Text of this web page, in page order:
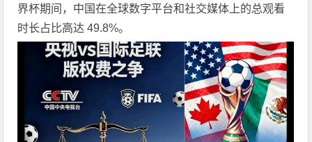
界杯期间，中国在全球数字平台和社交媒体上的总观看
时长占比高达 49.8%。